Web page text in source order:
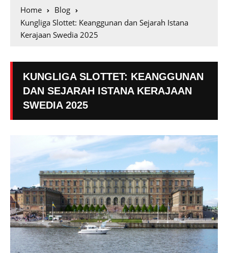
Home
Blog
Kungliga Slottet: Keanggunan dan Sejarah Istana
Kerajaan Swedia 2025
KUNGLIGA SLOTTET: KEANGGUNAN
DAN SEJARAH ISTANA KERAJAAN
SWEDIA 2025